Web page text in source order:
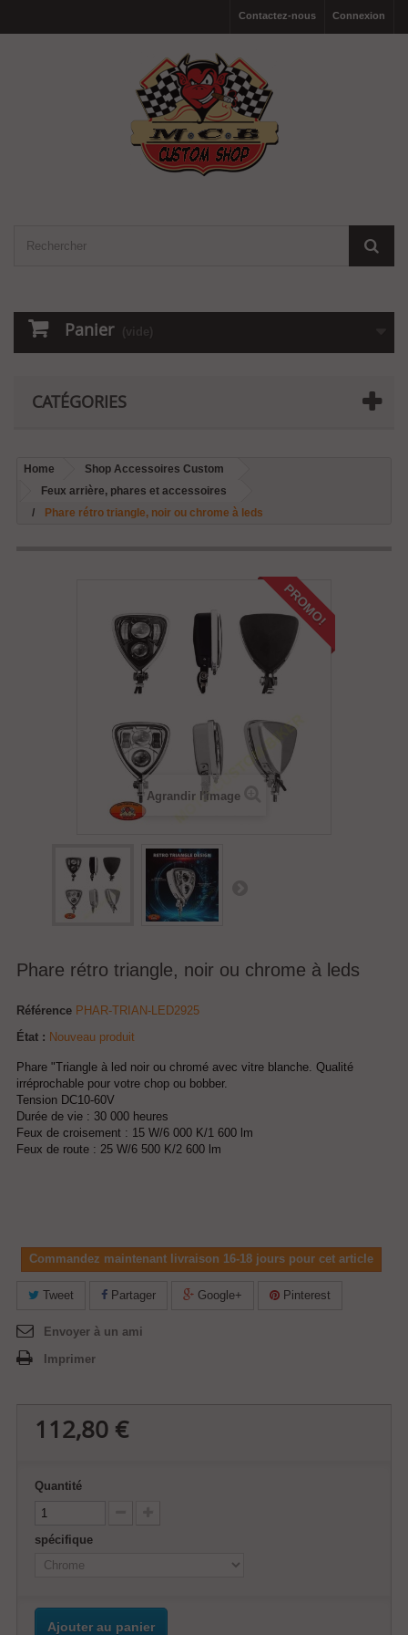
Connexion
Contactez-nous
Panier (vide)
CATÉGORIES
Home
Shop Accessoires Custom
Feux arrière, phares et accessoires
Phare rétro triangle, noir ou chrome à leds
PROMO!
Agrandir l'image
Phare rétro triangle, noir ou chrome à leds
Référence PHAR-TRIAN-LED2925
État : Nouveau produit
Phare "Triangle à led noir ou chromé avec vitre blanche. Qualité
irréprochable pour votre chop ou bobber.
Tension DC10-60V
Durée de vie : 30 000 heures
Feux de croisement : 15 W/6 000 K/1 600 lm
Feux de route : 25 W/6 500 K/2 600 lm
Commandez maintenant livraison 16-18 jours pour cet article
Tweet Partager Google+ Pinterest
Envoyer à un ami
Imprimer
112,80 €
Quantité
spécifique
Ajouter au panier